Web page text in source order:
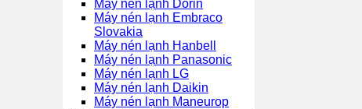
Máy nén lạnh Dorin
Máy nén lạnh Embraco
Slovakia
Máy nén lạnh Hanbell
Máy nén lạnh Panasonic
Máy nén lạnh LG
Máy nén lạnh Daikin
Máy nén lạnh Maneurop